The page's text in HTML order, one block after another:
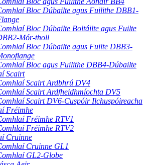
Bloc Dúbailte agus Fuilithe DBB1-
Bloc Dúbailte Boltáilte agus Fuilte
Mór-tholl
Bloc Dúbailte agus Fuilte DBB3-
Bloc agus Fuilithe DBB4-Dúbailte
Scairt
Scairt Ardbhrú DV4
Scairt Ardfheidhmíochta DV5
Scairt DV6-Cuspóir Ilchuspóireacha
Fréimhe
Fréimhe RTV1
Fréimhe RTV2
Cruinne
Cruinne GL1
GL2-Globe